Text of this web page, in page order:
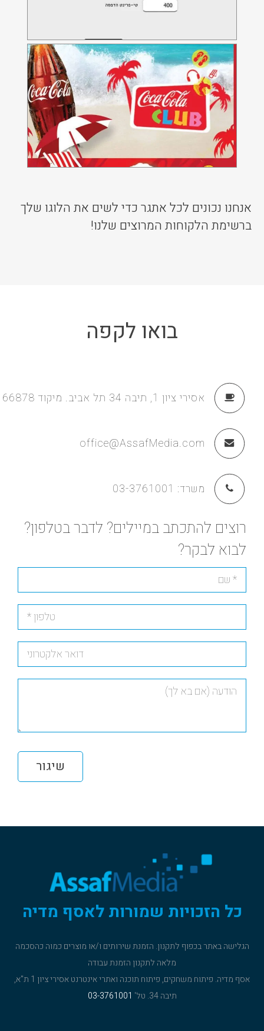
אנחנו נכונים לכל אתגר כדי לשים את הלוגו שלך
ברשימת הלקוחות המרוצים שלנו!
בואו לקפה
אסירי ציון 1, תיבה 34 תל אביב. מיקוד 66878
office@AssafMedia.com
משרד: 03-3761001
רוצים להתכתב במיילים? לדבר בטלפון?
לבוא לבקר?
שיגור
כל הזכויות שמורות לאסף מדיה
הגלישה באתר בכפוף לתקנון. הזמנת שירותים ו/או מוצרים כמוה כהסכמה
מלאה לתקנון הזמנת עבודה
אסף מדיה. פיתוח משחקים, פיתוח תוכנה ואתרי אינטרנט אסירי ציון 1 ת"א,
תיבה 34. טל'
03-3761001